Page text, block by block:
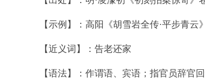
【示例】：高阳《胡雪岩全传·平步青云》
【近义词】：告老还家
【语法】：作谓语、宾语；指官员辞官